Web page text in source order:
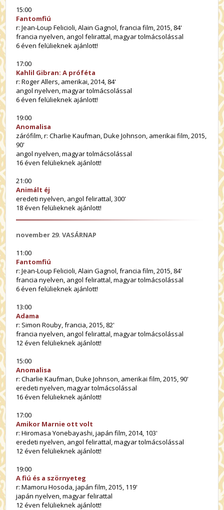
15:00
Fantomfiú
r: Jean-Loup Felicioli, Alain Gagnol, francia film, 2015, 84'
francia nyelven, angol felirattal, magyar tolmácsolással
6 éven felülieknek ajánlott!
17:00
Kahlil Gibran: A próféta
r: Roger Allers, amerikai, 2014, 84'
angol nyelven, magyar tolmácsolással
6 éven felülieknek ajánlott!
19:00
Anomalisa
zárófilm, r: Charlie Kaufman, Duke Johnson, amerikai film, 2015,
90'
angol nyelven, magyar tolmácsolással
16 éven felülieknek ajánlott!
21:00
Animált éj
eredeti nyelven, angol felirattal, 300'
18 éven felülieknek ajánlott!
november 29. VASÁRNAP
11:00
Fantomfiú
r: Jean-Loup Felicioli, Alain Gagnol, francia film, 2015, 84'
francia nyelven, angol felirattal, magyar tolmácsolással
6 éven felülieknek ajánlott!
13:00
Adama
r: Simon Rouby, francia, 2015, 82'
francia nyelven, angol felirattal, magyar tolmácsolással
12 éven felülieknek ajánlott!
15:00
Anomalisa
r: Charlie Kaufman, Duke Johnson, amerikai film, 2015, 90'
eredeti nyelven, magyar tolmácsolással
16 éven felülieknek ajánlott!
17:00
Amikor Marnie ott volt
r: Hiromasa Yonebayashi, japán film, 2014, 103'
eredeti nyelven, angol felirattal, magyar tolmácsolással
12 éven felülieknek ajánlott!
19:00
A fiú és a szörnyeteg
r: Mamoru Hosoda, japán film, 2015, 119'
japán nyelven, magyar felirattal
12 éven felülieknek ajánlott!